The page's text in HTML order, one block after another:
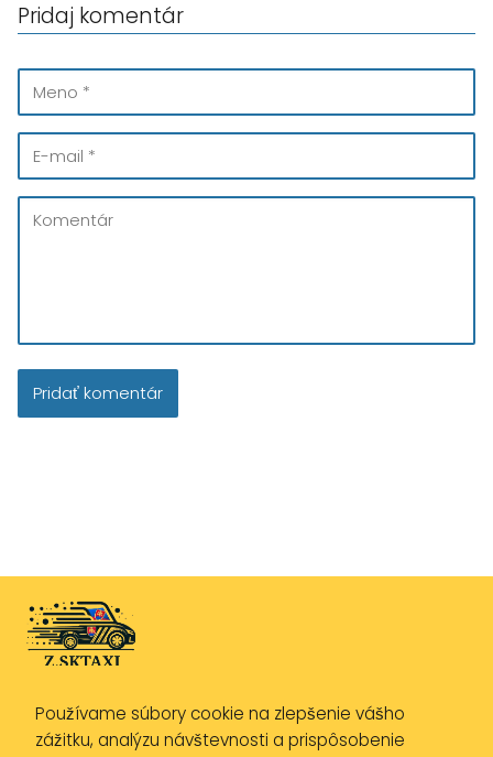
Pridaj komentár
Zásady ochrany osobných údajov
Používame súbory cookie na zlepšenie vášho
zážitku, analýzu návštevnosti a prispôsobenie